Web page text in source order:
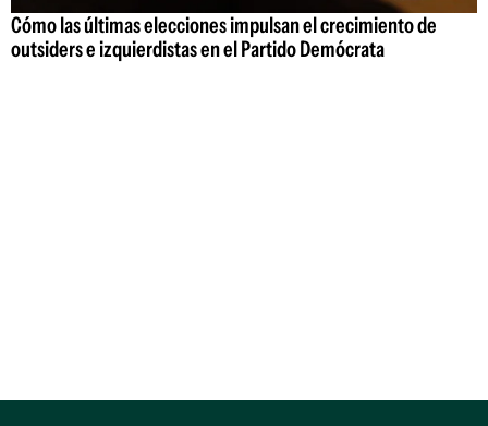
Cómo las últimas elecciones impulsan el crecimiento de
outsiders e izquierdistas en el Partido Demócrata